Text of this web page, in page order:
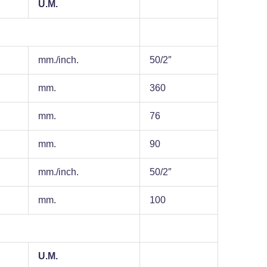
U.M.
mm./inch. 50/2″
mm. 360
mm. 76
mm. 90
mm./inch. 50/2″
mm. 100
U.M.